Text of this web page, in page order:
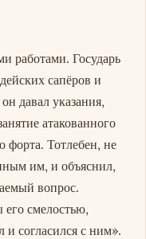
работами. Государь
сапёров и
давал указания,
атакованного
форта. Тотлебен, не
им, и объяснил,
вопрос.
смелостью,
и согласился с ним».